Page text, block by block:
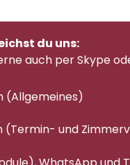
du uns:
auch per Skype
(Allgemeines)
(Termin- und